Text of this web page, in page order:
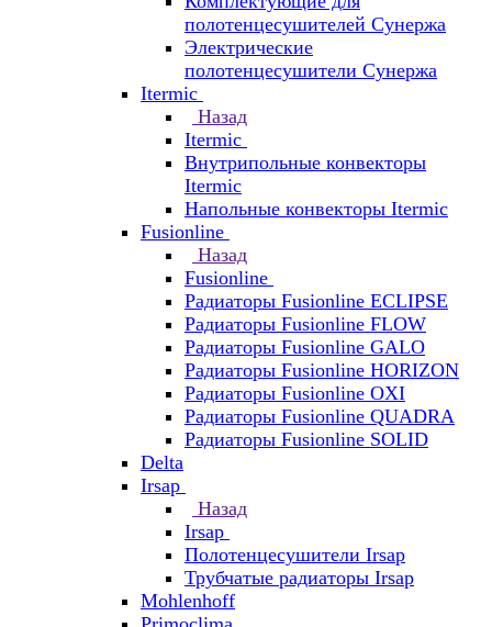
полотенцесушителей Сунержа
Электрические
полотенцесушители Сунержа
Itermic
Назад
Itermic
Внутрипольные конвекторы
Itermic
Напольные конвекторы Itermic
Fusionline
Назад
Fusionline
Радиаторы Fusionline ECLIPSE
Радиаторы Fusionline FLOW
Радиаторы Fusionline GALO
Радиаторы Fusionline HORIZON
Радиаторы Fusionline OXI
Радиаторы Fusionline QUADRA
Радиаторы Fusionline SOLID
Delta
Irsap
Назад
Irsap
Полотенцесушители Irsap
Трубчатые радиаторы Irsap
Mohlenhoff